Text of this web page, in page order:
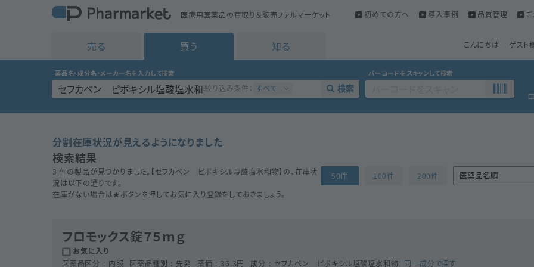
医療用医薬品の買取り＆販売ファルマーケット 初めての方へ 導入事例 品質管理
売る 買う 知る こんにちは ゲスト
薬品名・成分名・メーカー名を入力して検索
絞り込み条件： すべて 検索
バーコードをスキャンして検索
分割在庫状況が見えるようになりました
検索結果
3 件の製品が見つかりました。【セフカペン ピボキシル塩酸塩水和物】の、在庫状
況は以下の通りです。
在庫がない場合は★ボタンを押してお気に入り登録をしておきましょう。
50件 100件 200件
フロモックス錠７５ｍｇ
お気に入り
医薬品区分
内服 医薬品種別 先発 薬価 36.3円 成分 セフカペン ピボキシル塩酸塩水和物 同一成分で探す